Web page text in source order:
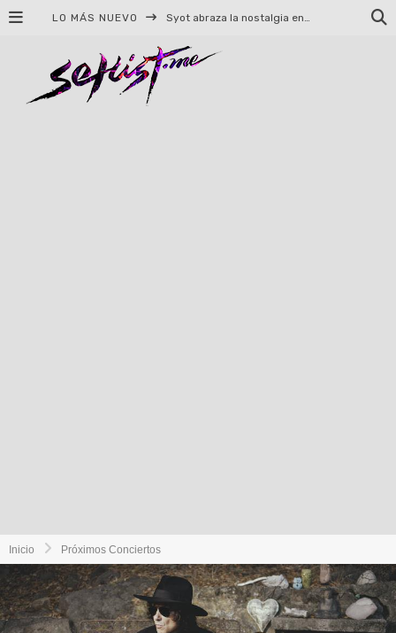
LO MÁS NUEVO Helloween celebrará 40 años de historia con conciertos en Ciudad de México y Guadalajara
Inicio Próximos Conciertos